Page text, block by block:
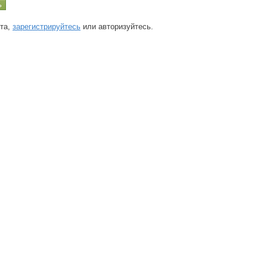
зарегистрируйтесь или авторизуйтесь.